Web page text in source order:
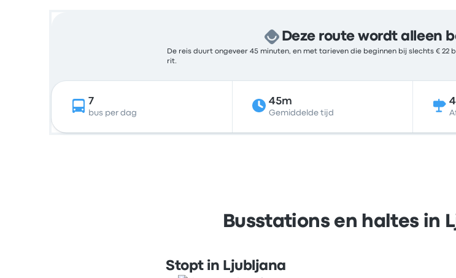
Deze route wordt alleen
De reis duurt ongeveer 45 minuten, en met tarieven die beginnen bij slechts €
rit.
7
bus per dag
45m
Gemiddelde tijd
Busstations en haltes in
Stopt in Ljubljana